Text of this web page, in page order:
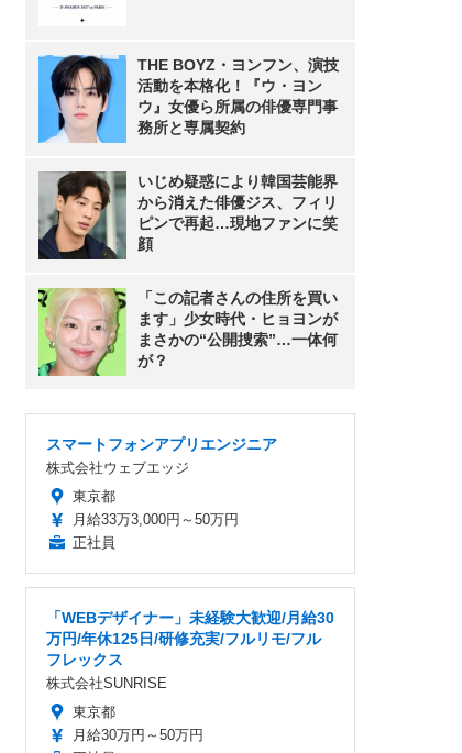
THE BOYZ・ヨンフン、演技
活動を本格化！『ウ・ヨン
ウ』女優ら所属の俳優専門事
務所と専属契約
いじめ疑惑により韓国芸能界
から消えた俳優ジス、フィリ
ピンで再起…現地ファンに笑
顔
「この記者さんの住所を買い
ます」少女時代・ヒョヨンが
まさかの“公開捜索”…一体何
が？
スマートフォンアプリエンジニア
株式会社ウェブエッジ
東京都
月給33万3,000円～50万円
正社員
「WEBデザイナー」未経験大歓迎/月給30
万円/年休125日/研修充実/フルリモ/フル
フレックス
株式会社SUNRISE
東京都
月給30万円～50万円